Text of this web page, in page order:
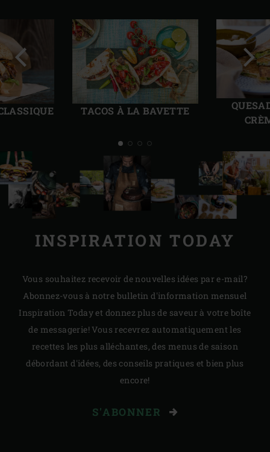
TACOS À LA BAVETTE
Diapo
précédente
INSPIRATION TODAY
Vous souhaitez recevoir de nouvelles idées par e-mail?
Abonnez-vous à notre bulletin d'information mensuel
Inspiration Today et donnez plus de saveur à votre boîte
de messagerie! Vous recevrez automatiquement les
recettes les plus alléchantes, des menus de saison
débordant d'idées, des conseils pratiques et bien plus
encore!
S'ABONNER